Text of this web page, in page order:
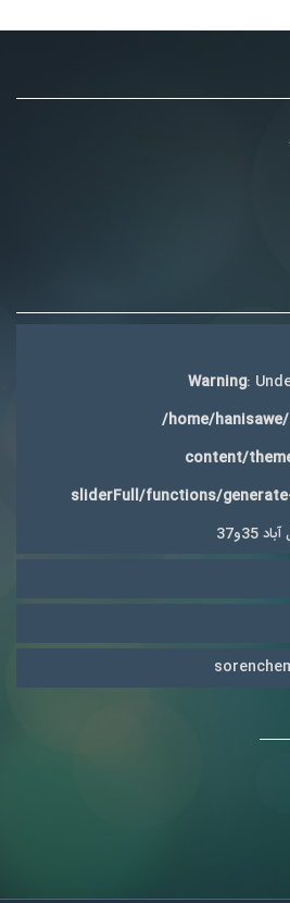
Warning:
/home/
content/
sliderFull/functions/